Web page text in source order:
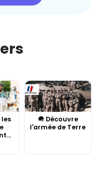
les
🪖 Découvre
l'armée de Terre